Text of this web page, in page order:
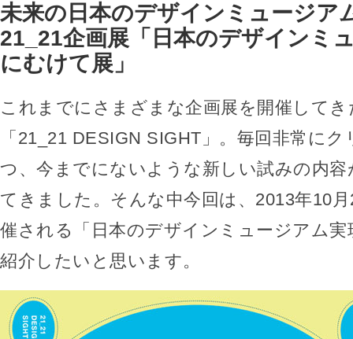
未来の日本のデザインミュージア
21_21企画展「日本のデザインミ
にむけて展」
これまでにさまざまな企画展を開催して
「21_21 DESIGN SIGHT」。毎回非常に
つ、今までにないような新しい試みの内
てきました。そんな中今回は、2013年10
催される「日本のデザインミュージアム
紹介したいと思います。